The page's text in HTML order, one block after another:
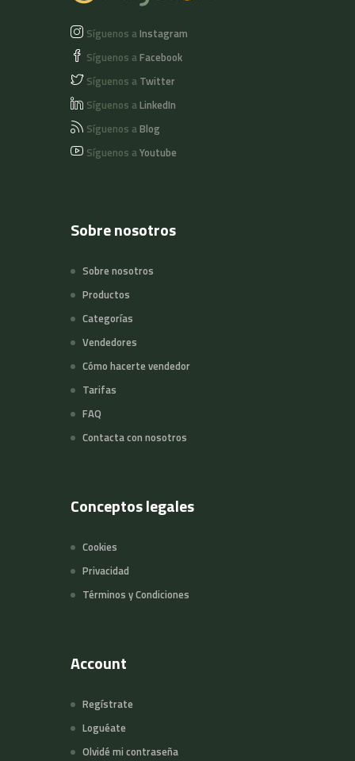
Síguenos aInstagram
Síguenos aFacebook
Síguenos a Twitter
Síguenos aLinkedIn
Síguenos aBlog
Síguenos aYoutube
Sobre nosotros
Sobre nosotros
Productos
Categorías
Vendedores
Cómo hacerte vendedor
Tarifas
FAQ
Contacta con nosotros
Conceptos legales
Cookies
Privacidad
Términos y Condiciones
Account
Regístrate
Loguéate
Olvidé mi contraseña